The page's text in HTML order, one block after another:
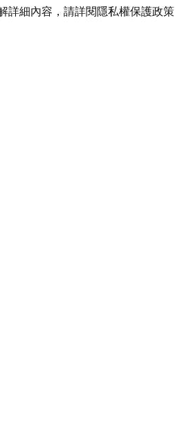
詳細內容，請詳閱隱私權保護政策